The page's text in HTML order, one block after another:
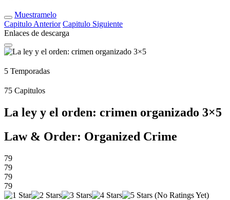
Muestramelo
Capitulo Anterior Capitulo Siguiente
Enlaces de descarga
5 Temporadas
75 Capitulos
La ley y el orden: crimen organizado 3×5
Law & Order: Organized Crime
79
79
79
79
(No Ratings Yet)